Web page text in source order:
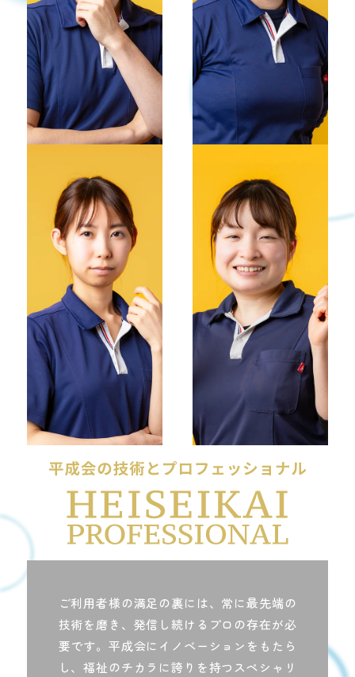
ご利用者様の満足の裏には、常に最先端の
技術を磨き、発信し続けるプロの存在が必
要です。平成会にイノベーションをもたら
し、福祉のチカラに誇りを持つスペシャリ